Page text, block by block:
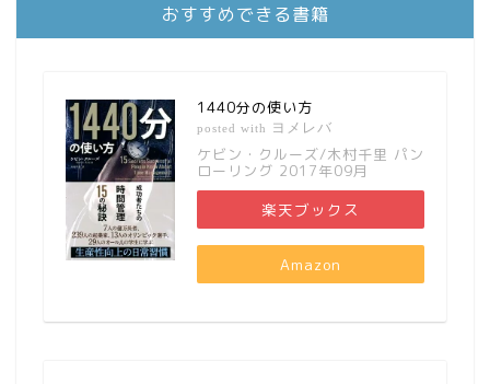
おすすめできる書籍
1440分の使い方
posted with ヨメレバ
ケビン・クルーズ/木村千里 パン
ローリング 2017年09月
楽天ブックス
Amazon